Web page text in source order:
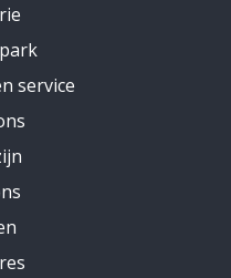
service